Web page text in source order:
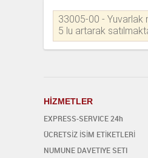
33005-00 - Yuvarlak
5 lu artarak
HİZMETLER
EXPRESS-SERVICE 24h
ÜCRETSİZ İSİM ETİKETLERİ
NUMUNE DAVETIYE SETI